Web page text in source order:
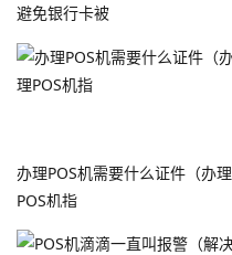
避免银行卡被
办理POS机需要什么证件（办理
POS机指